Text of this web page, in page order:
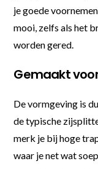
je goede
mooi, zelfs als het
worden gered.
Gemaakt
De vormgeving is
de typische
merk je bij hoge
waar je net wat